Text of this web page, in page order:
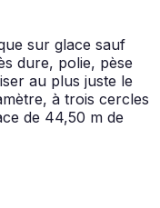
sur glace sauf
dure, polie, pèse
au plus juste le
à trois cercles
de 44,50 m de